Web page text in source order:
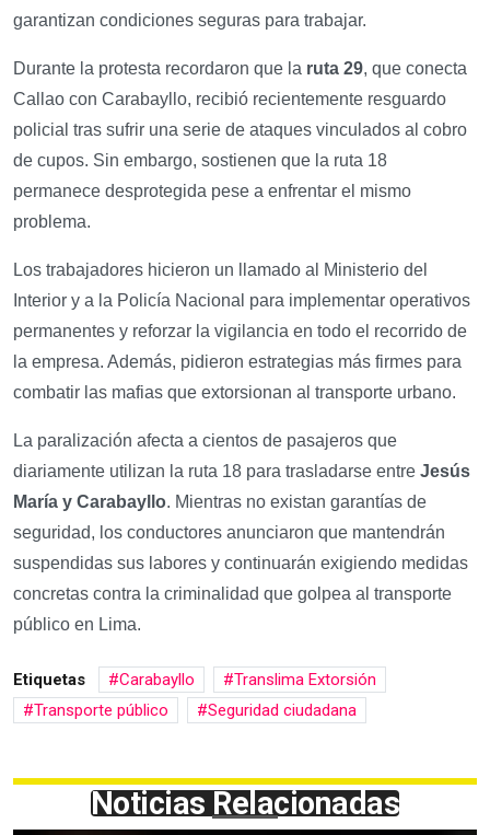
garantizan condiciones seguras para trabajar.
Durante la protesta recordaron que la ruta 29, que conecta
Callao con Carabayllo, recibió recientemente resguardo
policial tras sufrir una serie de ataques vinculados al cobro
de cupos. Sin embargo, sostienen que la ruta 18
permanece desprotegida pese a enfrentar el mismo
problema.
Los trabajadores hicieron un llamado al Ministerio del
Interior y a la Policía Nacional para implementar operativos
permanentes y reforzar la vigilancia en todo el recorrido de
la empresa. Además, pidieron estrategias más firmes para
combatir las mafias que extorsionan al transporte urbano.
La paralización afecta a cientos de pasajeros que
diariamente utilizan la ruta 18 para trasladarse entre Jesús
María y Carabayllo. Mientras no existan garantías de
seguridad, los conductores anunciaron que mantendrán
suspendidas sus labores y continuarán exigiendo medidas
concretas contra la criminalidad que golpea al transporte
público en Lima.
Etiquetas Carabayllo
Translima Extorsión
Transporte público
Seguridad ciudadana
Noticias Relacionadas